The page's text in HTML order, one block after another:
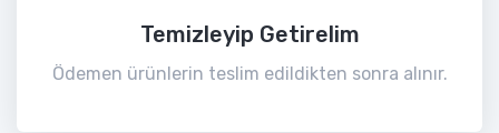
Temizleyip Getirelim
Ödemen ürünlerin teslim edildikten sonra alınır.